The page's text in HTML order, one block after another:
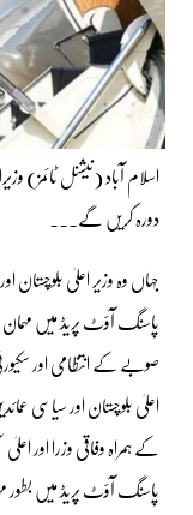
اسلام آباد (نیشنل ٹائمز)
دورہ کریں گے۔۔۔
جہاں وہ وزیر اعلیٰ
پاسنگ آؤٹ پریڈ میں
صوبے کے انتظامی اور
اعلیٰ بلوچستان اور سیاسی
کے ہمراہ وفاقی وزرا اور
پاسنگ آؤٹ پریڈ میں